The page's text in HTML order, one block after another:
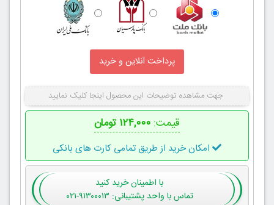
جهت مشاهده توضیحات این محصول اینجا کلیک نمایید
قیمت: ۱۲۴,۰۰۰ تومان
امکان خرید از طریق تمامی کارت های بانکی
با اطمینانخرید کنید
تماس با واحد پشتیبانی: ۹۱۳۰۰۰۱۳-۰۲۱